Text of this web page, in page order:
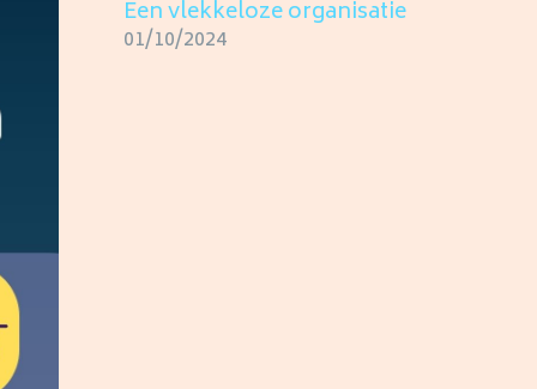
Een vlekkeloze organisatie
01/10/2024